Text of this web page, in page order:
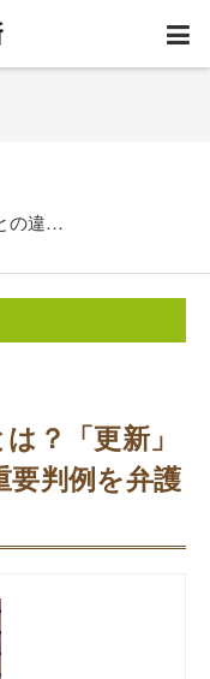
の違…
？「更新」
要判例を弁護